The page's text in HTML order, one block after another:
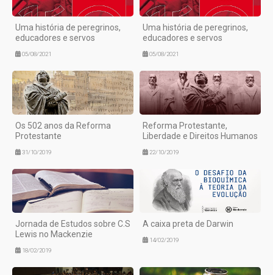
Uma história de peregrinos,
educadores e servos
05/08/2021
Uma história de peregrinos,
educadores e servos
05/08/2021
Os 502 anos da Reforma
Protestante
31/10/2019
Reforma Protestante,
Liberdade e Direitos Humanos
22/10/2019
Jornada de Estudos sobre C.S
Lewis no Mackenzie
18/02/2019
A caixa preta de Darwin
14/02/2019